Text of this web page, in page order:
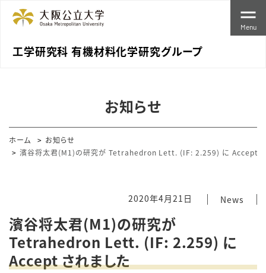
工学研究科 有機材料化学研究グループ
Menu
お知らせ
ホーム
お知らせ
濱谷将太君(M1)の研究が Tetrahedron Lett. (IF: 2.259) に Accept さ
2020年4月21日 News
濱谷将太君(M1)の研究が
Tetrahedron Lett. (IF: 2.259) に
Accept されました